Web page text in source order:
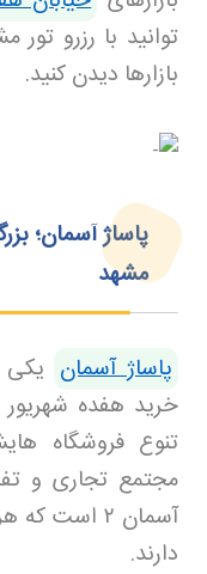
توانید با رزرو تور
بازارها دیدن کنید.
پاساژ آسمان؛
مشهد
پاساژ آسمان یکی
خرید هفده
تنوع فروشگاه
مجتمع تجاری و
آسمان ۲ است که
دارند.